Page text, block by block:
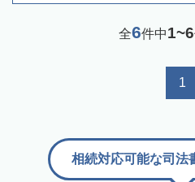
全6件中1~6
1
相続対応可能な司法